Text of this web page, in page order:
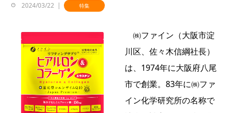
2024/03/22 特集
㈱ファイン（大阪市淀
川区、佐々木信綱社長）
は、1974年に大阪府八尾
市で創業。83年に㈱ファ
イン化学研究所の名称で